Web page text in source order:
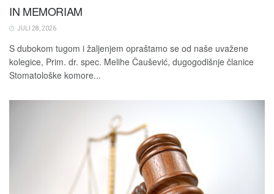
IN MEMORIAM
JULI 28, 2026
S dubokom tugom i žaljenjem opraštamo se od naše uvažene
kolegice, Prim. dr. spec. Melihe Čaušević, dugogodišnje članice
Stomatološke komore...